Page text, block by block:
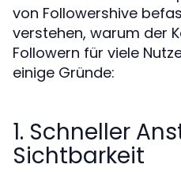
von Followershive
verstehen, warum der
Followern für viele
einige Gründe:
1. Schneller
Sichtbarkeit